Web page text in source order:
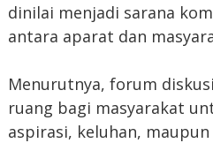
dinilai menjadi sarana
antara aparat dan
Menurutnya, forum
ruang bagi masyarakat
aspirasi, keluhan,